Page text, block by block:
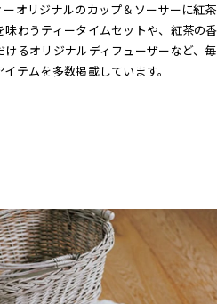
ーオリジナルのカップ＆ソーサーに紅
味わうティータイムセットや、紅茶の
けるオリジナルディフューザーなど、
テムを多数掲載しています。